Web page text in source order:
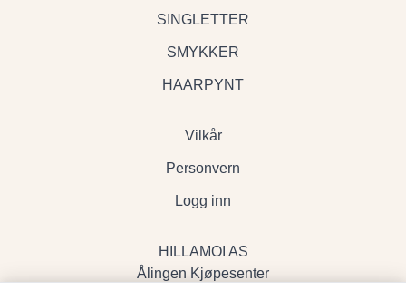
SINGLETTER
SMYKKER
HAARPYNT
Vilkår
Personvern
Logg inn
HILLAMOI AS
Ålingen Kjøpesenter